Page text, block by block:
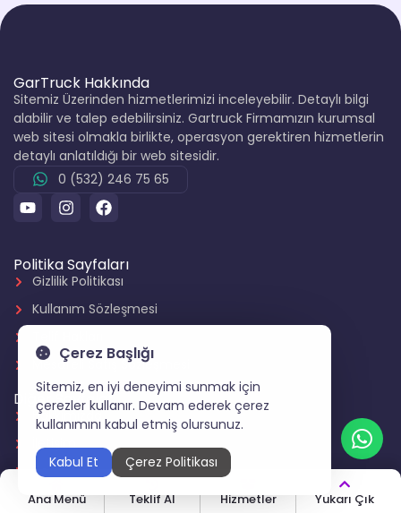
GarTruck Hakkında
Sitemiz Üzerinden hizmetlerimizi inceleyebilir. Detaylı bilgi
alabilir ve talep edebilirsiniz. Gartruck Firmamızın kurumsal
web sitesi olmakla birlikte, operasyon gerektiren hizmetlerin
detaylı anlatıldığı bir web sitesidir.
0 (532) 246 75 65
Politika Sayfaları
Gizlilik Politikası
Kullanım Sözleşmesi
Mesafeli Satış Sözleşmesi
Diğer Sayfalar
Hakkımızda
Teklif Al
Sıkça Sorulan Sorular
Çerez Başlığı
Sitemiz, en iyi deneyimi sunmak için
çerezler kullanır. Devam ederek çerez
kullanımını kabul etmiş olursunuz.
Kabul Et Çerez Politikası
Ana Menü Teklif Al Hizmetler Yukarı Çık